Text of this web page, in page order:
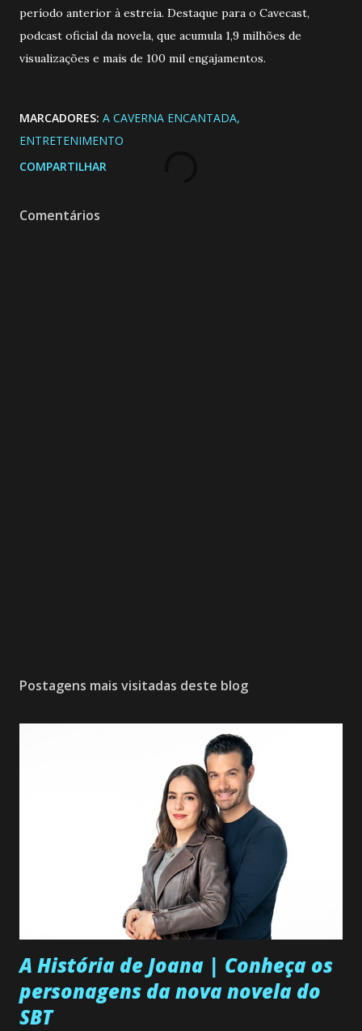
período anterior à estreia. Destaque para o Cavecast,
podcast oficial da novela, que acumula 1,9 milhões de
visualizações e mais de 100 mil engajamentos.
MARCADORES: A CAVERNA ENCANTADA
ENTRETENIMENTO
COMPARTILHAR
Comentários
Postagens mais visitadas deste blog
A História de Joana | Conheça os
personagens da nova novela do
SBT